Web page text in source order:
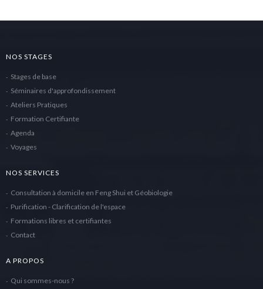
NOS STAGES
Stages de base
Séminaires d'approfondissement
Ateliers Pratiques
Formation Certifiante
Agenda
Voyages
NOS SERVICES
Consultation à domicile en Feng Shui et Géobiologie
Purification - Clarification de l'espace
Formations libres et certifiantes
Contact
A PROPOS
Qui sommes-nous ?